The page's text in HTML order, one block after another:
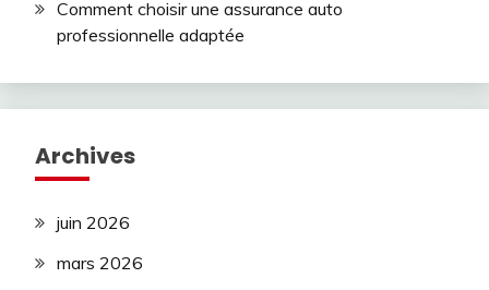
Comment choisir une assurance auto
professionnelle adaptée
Archives
juin 2026
mars 2026